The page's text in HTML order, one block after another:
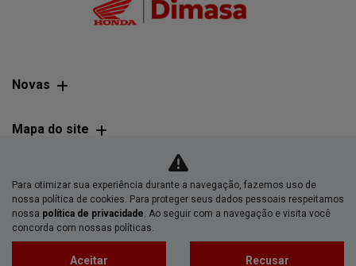
Novas
Mapa do site
DIMASA - DISTRIBUIDORA DE MAQUINAS AUTOMOTORAS
SERVICOS E AUTOPECAS LTDA
Para otimizar sua experiência durante a navegação, fazemos uso de
nossa política de cookies. Para proteger seus dados pessoais respeitamos
nossa política de privacidade. Ao seguir com a navegação e visita você
concorda com nossas políticas.
Aceitar Recusar